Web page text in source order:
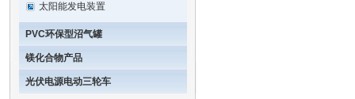
太阳能发电装置
PVC环保型沼气罐
镁化合物产品
光伏电源电动三轮车